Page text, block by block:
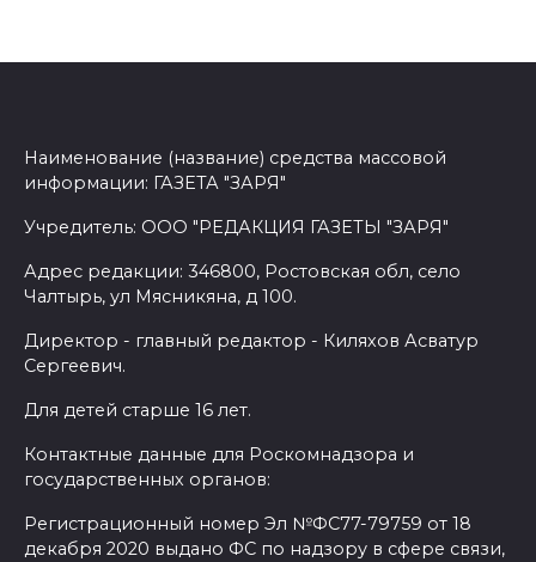
Наименование (название) средства массовой
информации: ГАЗЕТА "ЗАРЯ"
Учредитель: ООО "РЕДАКЦИЯ ГАЗЕТЫ "ЗАРЯ"
Адрес редакции: 346800, Ростовская обл, село
Чалтырь, ул Мясникяна, д 100.
Директор - главный редактор - Киляхов Асватур
Сергеевич.
Для детей старше 16 лет.
Контактные данные для Роскомнадзора и
государственных органов:
Регистрационный номер Эл №ФС77-79759 от 18
декабря 2020 выдано ФС по надзору в сфере связи,